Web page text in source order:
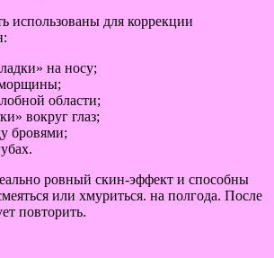
использованы для коррекции
на носу;
области;
вокруг глаз;
бровями;
ровный скин-эффект и способны
или хмуриться. на полгода. После
повторить.